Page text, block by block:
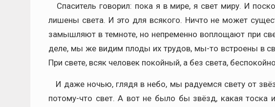
Спаситель говорил: пока я в мире, я свет миру. И
лишены света. И это для всякого. Ничто не может
замышляют в темноте, но непременно воплощают при
деле, мы же видим плоды их трудов, мы-то встроены в
При свете, всяк человек покойный, а без света,
И даже ночью, глядя в небо, мы радуемся свету от
потому-что свет. А вот не было бы звёзд, какая тоска